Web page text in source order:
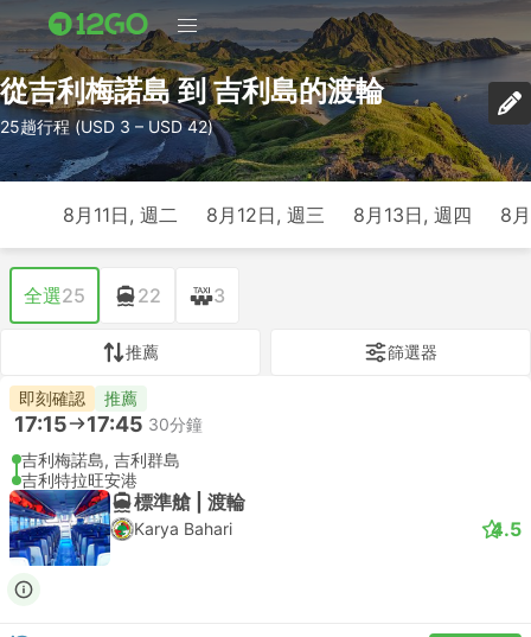
從吉利梅諾島 到 吉利島的渡輪
25趟行程 (USD 3 – USD 42)
8月11日, 週二 8月12日, 週三 8月13日, 週四 8
全選25 22 3
推薦 篩選器
即刻確認 推薦
17:15 17:45 30分鐘
吉利梅諾島, 吉利群島
吉利特拉旺安港
標準艙 | 渡輪
Karya Bahari 4.5